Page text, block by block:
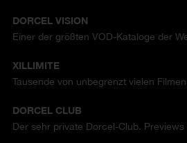
DORCEL VISION
Einer der größten VOD-Kataloge der
XILLIMITE
Tausende von unbegrenzt vielen Filmen
DORCEL CLUB
Der sehr private Dorcel-Club.